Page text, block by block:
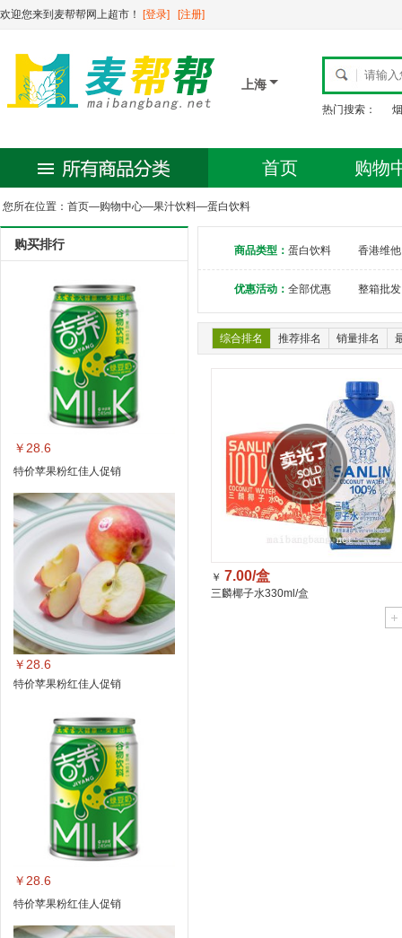
欢迎您来到麦帮帮网上超市！ [登录] [注册]
上海
热门搜索： 烟
首页 购物
您所在位置： 首页—购物中心—果汁饮料—蛋白饮料
购买排行
￥28.6
特价苹果粉红佳人促销
￥28.6
特价苹果粉红佳人促销
￥28.6
特价苹果粉红佳人促销
商品类型： 蛋白饮料 香港维他
优惠活动： 全部优惠 整箱批发
综合排名 推荐排名 销量排名
￥ 7.00/盒
三麟椰子水330ml/盒